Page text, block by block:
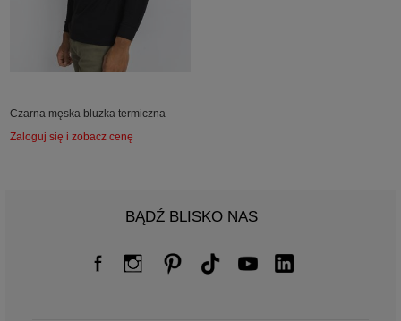
Czarna męska bluzka termiczna
Zaloguj się i zobacz cenę
BĄDŹ BLISKO NAS